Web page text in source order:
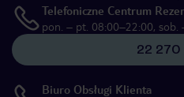
Telefoniczne Centrum
pon. – pt. 08:00–22:00, sob.
22 270
Biuro Obsługi Klienta